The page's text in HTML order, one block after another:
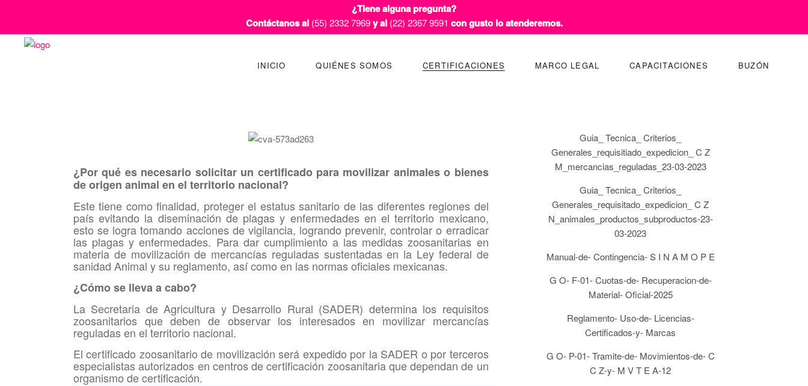
¿Tiene alguna pregunta?
Contáctanos al (55) 2332 7969y al (22) 2367 9591 con gusto lo atenderemos.
INICIO QUIÉNES SOMOS CERTIFICACIONES MARCO LEGAL CAPACITACIONES BUZÓN
¿Por qué es necesario solicitar un certificado para movilizar animales o bienes
de origen animal en el territorio nacional?
Este tiene como finalidad, proteger el estatus sanitario de las diferentes regiones del
país evitando la diseminación de plagas y enfermedades en el territorio mexicano,
esto se logra tomando acciones de vigilancia, logrando prevenir, controlar o erradicar
las plagas y enfermedades. Para dar cumplimiento a las medidas zoosanitarias en
materia de movilización de mercancías reguladas sustentadas en la Ley federal de
sanidad Animal y su reglamento, así como en las normas oficiales mexicanas.
¿Cómo se lleva a cabo?
La Secretaria de Agricultura y Desarrollo Rural (SADER) determina los requisitos
zoosanitarios que deben de observar los interesados en movilizar mercancías
reguladas en el territorio nacional.
El certificado zoosanitario de movilización será expedido por la SADER o por terceros
especialistas autorizados en centros de certificación zoosanitaria que dependan de un
organismo de certificación.
Guia_ Tecnica_ Criterios_
Generales_requisitiado_expedicion_ C Z
M_mercancias_reguladas_23-03-2023
Guia_ Tecnica_ Criterios_
Generales_requisitado_expedicion_ C Z
N_animales_productos_subproductos-23-
03-2023
Manual-de- Contingencia- S I N A M O P E
G O- F-01- Cuotas-de- Recuperacion-de-
Material- Oficial-2025
Reglamento- Uso-de- Licencias-
Certificados-y- Marcas
G O- P-01- Tramite-de- Movimientos-de- C
C Z-y- M V T E A-12